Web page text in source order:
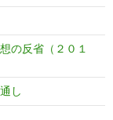
の反省（２０１
し